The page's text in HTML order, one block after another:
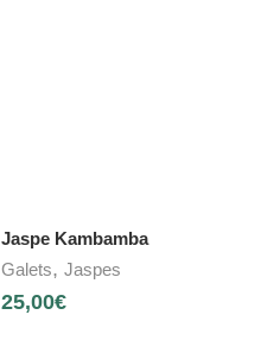
Jaspe Kambamba
Galets, Jaspes
25,00€